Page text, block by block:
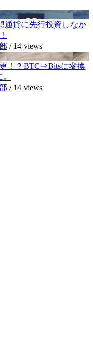
通貨に先行投資しなか
/ 14 views
！？BTC⇒Bitsに変換
/ 14 views